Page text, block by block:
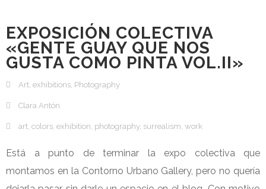
EXPOSICIÓN COLECTIVA
«GENTE GUAY QUE NOS
GUSTA COMO PINTA VOL.II»
Art, exhibitions, Photography
Clara Antón
art, colors, exhibition, photography, surrealism, work
Está a punto de terminar la expo colectiva que
montamos en la Contorno Urbano Gallery, pero no quería